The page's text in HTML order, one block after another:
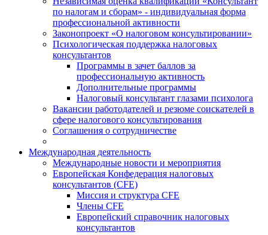
по налогам и сборам» - индивидуальная форма
профессиональной активности
Законопроект «О налоговом консультировании»
Психологическая поддержка налоговых
консультантов
Программы в зачет баллов за
профессиональную активность
Дополнительные программы
Налоговый консультант глазами психолога
Вакансии работодателей и резюме соискателей в
сфере налогового консультирования
Соглашения о сотрудничестве
Международная деятельность
Международные новости и мероприятия
Европейская Конфедерация налоговых
консультантов (CFE)
Миссия и структура CFE
Члены CFE
Европейский справочник налоговых
консультантов